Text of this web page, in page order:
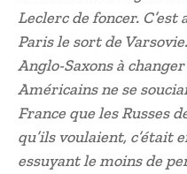
Leclerc de foncer.
Paris le sort de
Anglo-Saxons à
Américains ne se
France que les Russes
qu’ils voulaient, c’était
essuyant le moins de